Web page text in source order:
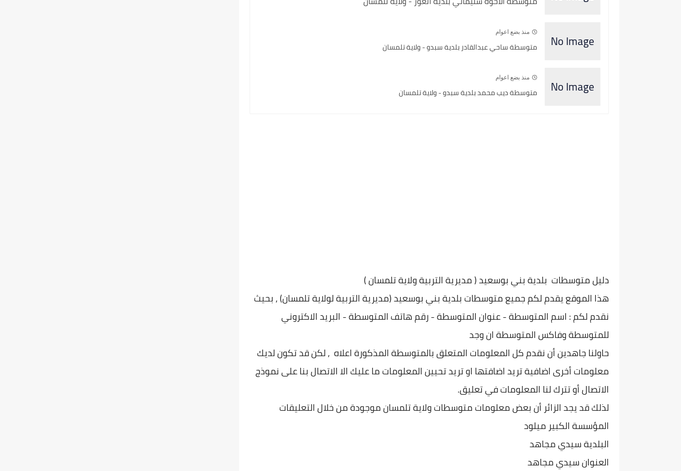
منذ بضع اعوام
متوسطة ساحي عبدالقادر بلدية سبدو - ولاية تلمسان
منذ بضع اعوام
متوسطة ديب محمد بلدية سبدو - ولاية تلمسان
( دليل متوسطات بلديةبني بوسعيد ( مديرية التربية ولاية تلمسان
هذا الموقع يقدم لكم جميع متوسطات بلديةبني بوسعيد (مديرية التربية لولاية تلمسان) , بحيث
نقدم لكم : اسم المتوسطة - عنوان المتوسطة - رقم هاتف المتوسطة - البريد الاكتروني
للمتوسطة وفاكس المتوسطة ان وجد
حاولنا جاهدين أن نقدم كل المعلومات المتعلق بالمتوسطة المذكورة اعلاه , لكن قد تكون لديك
معلومات أخرى اضافية تريد اضافتها او تريد تحيين المعلومات ما عليك الا الاتصال بنا على نموذج
الاتصال أو تترك لنا المعلومات في تعليق.
لذلك قد يجد الزائر أن بعض معلومات متوسطات ولاية تلمسان موجودة من خلال التعليقات
المؤسسة الكبير ميلود
البلدية سيدي مجاهد
العنوان سيدي مجاهد